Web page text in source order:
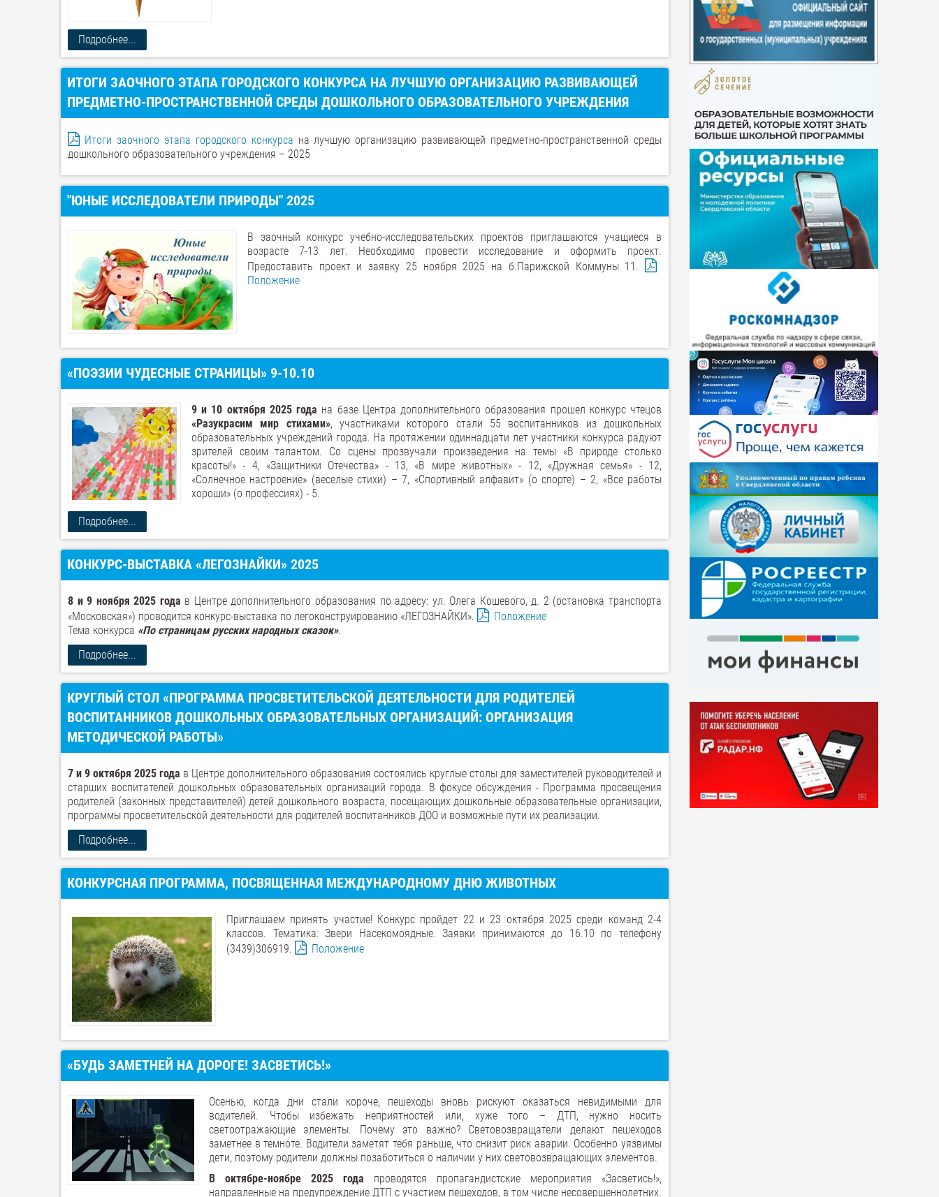
Подробнее...
ИТОГИ ЗАОЧНОГО ЭТАПА ГОРОДСКОГО КОНКУРСА НА ЛУЧШУЮ ОРГАНИЗАЦИЮ РАЗВИВАЮЩЕЙ
ПРЕДМЕТНО-ПРОСТРАНСТВЕННОЙ СРЕДЫ ДОШКОЛЬНОГО ОБРАЗОВАТЕЛЬНОГО УЧРЕЖДЕНИЯ
Итоги заочного этапа городского конкурса на лучшую организацию развивающей предметно-пространственной среды
дошкольного образовательного учреждения – 2025
"ЮНЫЕ ИССЛЕДОВАТЕЛИ ПРИРОДЫ" 2025
В заочный конкурс учебно-исследовательских проектов приглашаются учащиеся в
возрасте 7-13 лет. Необходимо провести исследование и оформить проект.
Предоставить проект и заявку 25 ноября 2025 на б.Парижской Коммуны 11.
Положение
«ПОЭЗИИ ЧУДЕСНЫЕ СТРАНИЦЫ» 9-10.10
9 и 10 октября 2025 года на базе Центра дополнительного образования прошел конкурс чтецов
«Разукрасим мир стихами», участниками которого стали 55 воспитанников из дошкольных
образовательных учреждений города. На протяжении одиннадцати лет участники конкурса радуют
зрителей своим талантом. Со сцены прозвучали произведения на темы «В природе столько
красоты!» - 4, «Защитники Отечества» - 13, «В мире животных» - 12, «Дружная семья» - 12,
«Солнечное настроение» (веселые стихи) – 7, «Спортивный алфавит» (о спорте) – 2, «Все работы
хороши» (о профессиях) - 5.
Подробнее...
КОНКУРС-ВЫСТАВКА «ЛЕГОЗНАЙКИ» 2025
8 и 9 ноября 2025 года в Центре дополнительного образования по адресу: ул. Олега Кошевого, д. 2 (остановка транспорта
«Московская») проводится конкурс-выставка по легоконструированию «ЛЕГОЗНАЙКИ».
Положение
Тема конкурса «По страницам русских народных сказок».
Подробнее...
КРУГЛЫЙ СТОЛ «ПРОГРАММА ПРОСВЕТИТЕЛЬСКОЙ ДЕЯТЕЛЬНОСТИ ДЛЯ РОДИТЕЛЕЙ
ВОСПИТАННИКОВ ДОШКОЛЬНЫХ ОБРАЗОВАТЕЛЬНЫХ ОРГАНИЗАЦИЙ: ОРГАНИЗАЦИЯ
МЕТОДИЧЕСКОЙ РАБОТЫ»
7 и 9 октября 2025 года в Центре дополнительного образования состоялись круглые столы для заместителей руководителей и
старших воспитателей дошкольных образовательных организаций города. В фокусе обсуждения - Программа просвещения
родителей (законных представителей) детей дошкольного возраста, посещающих дошкольные образовательные организации,
программы просветительской деятельности для родителей воспитанников ДОО и возможные пути их реализации.
Подробнее...
КОНКУРСНАЯ ПРОГРАММА, ПОСВЯЩЕННАЯ МЕЖДУНАРОДНОМУ ДНЮ ЖИВОТНЫХ
Приглашаем принять участие! Конкурс пройдет 22 и 23 октября 2025 среди команд 2-4
классов. Тематика: Звери Насекомоядные. Заявки принимаются до 16.10 по телефону
(3439)306919.
Положение
«БУДЬ ЗАМЕТНЕЙ НА ДОРОГЕ! ЗАСВЕТИСЬ!»
Осенью, когда дни стали короче, пешеходы вновь рискуют оказаться невидимыми для
водителей. Чтобы избежать неприятностей или, хуже того – ДТП, нужно носить
светоотражающие элементы. Почему это важно? Световозвращатели делают пешеходов
заметнее в темноте. Водители заметят тебя раньше, что снизит риск аварии. Особенно уязвимы
дети, поэтому родители должны позаботиться о наличии у них световозвращающих элементов.
В октябре-ноябре 2025 года проводятся пропагандистские мероприятия «Засветись!»,
направленные на предупреждение ДТП с участием пешеходов, в том числе несовершеннолетних.